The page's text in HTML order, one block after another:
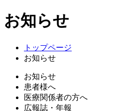
お知らせ
トップページ
お知らせ
お知らせ
患者様へ
医療関係者の方へ
広報誌・年報